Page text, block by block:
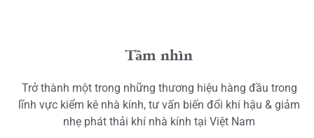
Tầm nhìn
Trở thành một trong những thương hiệu hàng đầu trong
lĩnh vực kiểm kê nhà kính, tư vấn biến đổi khí hậu & giảm
nhẹ phát thải khí nhà kính tại Việt Nam